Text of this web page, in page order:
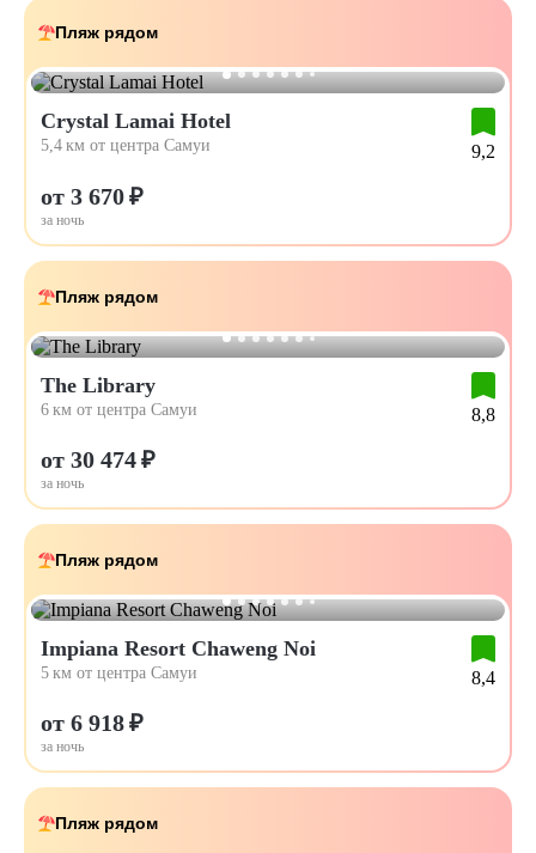
Пляж рядом
Crystal Lamai Hotel
5,4 км от центра Самуи 9,2
от 3 670 ₽
за ночь
Пляж рядом
The Library
6 км от центра Самуи 8,8
от 30 474 ₽
за ночь
Пляж рядом
Impiana Resort Chaweng Noi
5 км от центра Самуи 8,4
от 6 918 ₽
за ночь
Пляж рядом